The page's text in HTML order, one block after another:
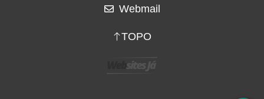
Webmail
TOPO